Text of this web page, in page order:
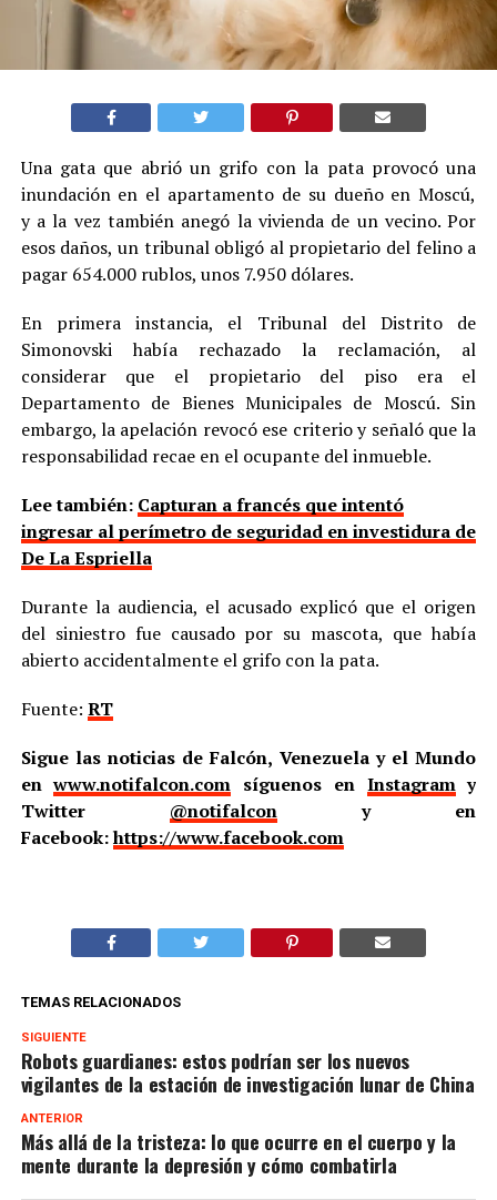
Una gata que abrió un grifo con la pata provocó una
inundación en el apartamento de su dueño en Moscú,
y a la vez también anegó la vivienda de un vecino. Por
esos daños, un tribunal obligó al propietario del felino a
pagar 654.000 rublos, unos 7.950 dólares.
En primera instancia, el Tribunal del Distrito de
Simonovski había rechazado la reclamación, al
considerar que el propietario del piso era el
Departamento de Bienes Municipales de Moscú. Sin
embargo, la apelación revocó ese criterio y señaló que la
responsabilidad recae en el ocupante del inmueble.
Lee también: Capturan a francés que intentó
ingresar al perímetro de seguridad en investidura de
De La Espriella
Durante la audiencia, el acusado explicó que el origen
del siniestro fue causado por su mascota, que había
abierto accidentalmente el grifo con la pata.
Fuente: RT
Sigue las noticias de Falcón, Venezuela y el Mundo
enwww.notifalcon.com síguenos en Instagramy
Twitter @notifalcony en
Facebook:https://www.facebook.com
TEMAS RELACIONADOS
SIGUIENTE
Robots guardianes: estos podrían ser los nuevos
vigilantes de la estación de investigación lunar de China
ANTERIOR
Más allá de la tristeza: lo que ocurre en el cuerpo y la
mente durante la depresión y cómo combatirla